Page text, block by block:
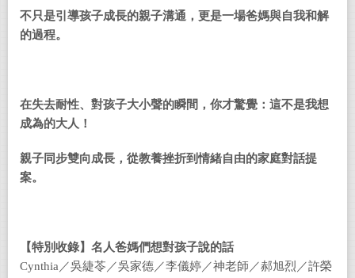
不只是引導孩子成長的親子溝通，更是一場爸媽與自我和解
的過程。
在失去耐性、對孩子大小聲的瞬間，你才驚覺：這不是我想
成為的大人！
親子同步雙向成長，從教養挫折到情緒自由的家庭對話提
案。
【特別收錄】名人爸媽們想對孩子說的話
Cynthia／吳緁苓／吳家德／李儀婷／神老師／郝旭烈／許榮